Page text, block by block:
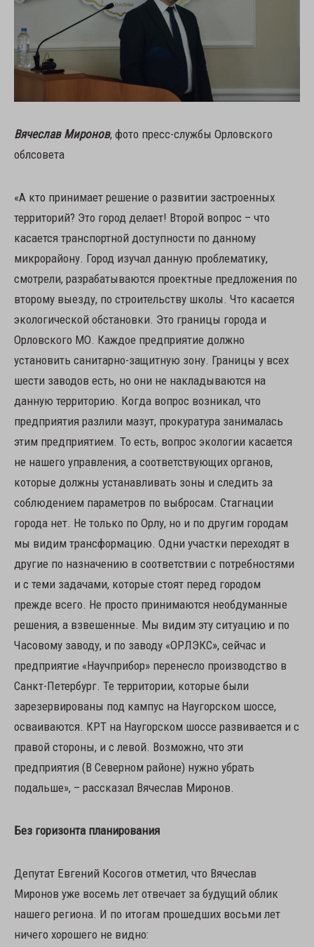
Вячеслав Миронов, фото пресс-службы Орловского
облсовета
«А кто принимает решение о развитии застроенных
территорий? Это город делает! Второй вопрос – что
касается транспортной доступности по данному
микрорайону. Город изучал данную проблематику,
смотрели, разрабатываются проектные предложения по
второму выезду, по строительству школы. Что касается
экологической обстановки. Это границы города и
Орловского МО. Каждое предприятие должно
установить санитарно-защитную зону. Границы у всех
шести заводов есть, но они не накладываются на
данную территорию. Когда вопрос возникал, что
предприятия разлили мазут, прокуратура занималась
этим предприятием. То есть, вопрос экологии касается
не нашего управления, а соответствующих органов,
которые должны устанавливать зоны и следить за
соблюдением параметров по выбросам. Стагнации
города нет. Не только по Орлу, но и по другим городам
мы видим трансформацию. Одни участки переходят в
другие по назначению в соответствии с потребностями
и с теми задачами, которые стоят перед городом
прежде всего. Не просто принимаются необдуманные
решения, а взвешенные. Мы видим эту ситуацию и по
Часовому заводу, и по заводу «ОРЛЭКС», сейчас и
предприятие «Научприбор» перенесло производство в
Санкт-Петербург. Те территории, которые были
зарезервированы под кампус на Наугорском шоссе,
осваиваются. КРТ на Наугорском шоссе развивается и с
правой стороны, и с левой. Возможно, что эти
предприятия (В Северном районе) нужно убрать
подальше», – рассказал Вячеслав Миронов.
Без горизонта планирования
Депутат Евгений Косогов отметил, что Вячеслав
Миронов уже восемь лет отвечает за будущий облик
нашего региона. И по итогам прошедших восьми лет
ничего хорошего не видно: